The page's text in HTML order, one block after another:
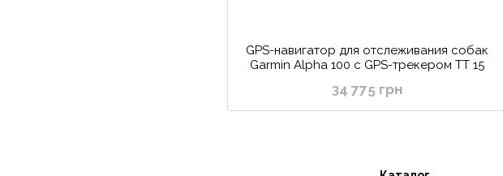
GPS-навигатор для отслеживания собак
Garmin Alpha 100 с GPS-трекером TT 15
34 775 грн